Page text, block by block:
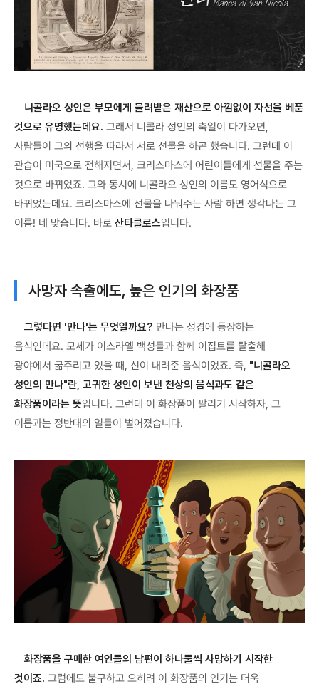
니콜라오 성인은 부모에게 물려받은 재산으로 아낌없이 자선을 베푼
것으로 유명했는데요. 그래서 니콜라 성인의 축일이 다가오면,
사람들이 그의 선행을 따라서 서로 선물을 하곤 했습니다. 그런데 이
관습이 미국으로 전해지면서, 크리스마스에 어린이들에게 선물을 주는
것으로 바뀌었죠. 그와 동시에 니콜라오 성인의 이름도 영어식으로
바뀌었는데요. 크리스마스에 선물을 나눠주는 사람 하면 생각나는 그
이름! 네 맞습니다. 바로 산타클로스입니다.
사망자 속출에도, 높은 인기의 화장품
그렇다면 '만나'는 무엇일까요? 만나는 성경에 등장하는
음식인데요. 모세가 이스라엘 백성들과 함께 이집트를 탈출해
광야에서 굶주리고 있을 때, 신이 내려준 음식이었죠. 즉, "니콜라오
성인의 만나"란, 고귀한 성인이 보낸 천상의 음식과도 같은
화장품이라는 뜻입니다. 그런데 이 화장품이 팔리기 시작하자, 그
이름과는 정반대의 일들이 벌어졌습니다.
화장품을 구매한 여인들의 남편이 하나둘씩 사망하기 시작한
것이죠. 그럼에도 불구하고 오히려 이 화장품의 인기는 더욱